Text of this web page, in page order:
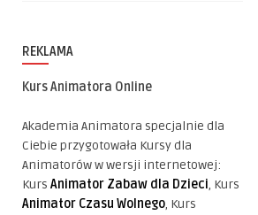
REKLAMA
Kurs Animatora Online
Akademia Animatora specjalnie dla
Ciebie przygotowała Kursy dla
Animatorów w wersji internetowej:
Kurs Animator Zabaw dla Dzieci, Kurs
Animator Czasu Wolnego, Kurs